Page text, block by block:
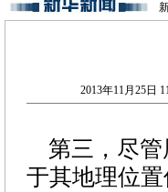
2013年11月25日
第三，尽管
于其地理位